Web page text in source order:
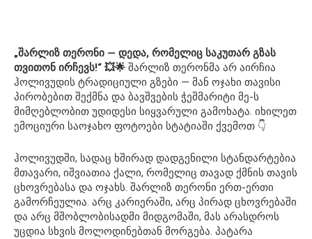
„შარლიზ თერონი — დედა, რომელიც საკუთარ გზას
თვითონ ირჩევს!“ 💥🌟 შარლიზ თერონმა არ აირჩია
ჰოლივუდის ტრადიციული გზები — მან ოჯახი თავისი
პირობებით შექმნა და ბავშვების ჭეშმარიტი მე-ს
მიმღებლობით უდიდესი სიყვარული გამოხატა. იხილეთ
ემოციური საოჯახო ფოტოები სტატიაში ქვემოთ 👇
ჰოლივუდში, სადაც ხშირად დადგენილი სტანდარტებია
მთავარი, იშვიათია ქალი, რომელიც თავად ქმნის თავის
ცხოვრებასა და ოჯახს. შარლიზ თერონი ერთ-ერთი
გამორჩეულია. არც კარიერაში, არც პირად ცხოვრებაში
და არც მშობლობისადმი მიდგომაში, მას არასდროს
უცდია სხვის მოლოდინებთან მორგება. პატარა